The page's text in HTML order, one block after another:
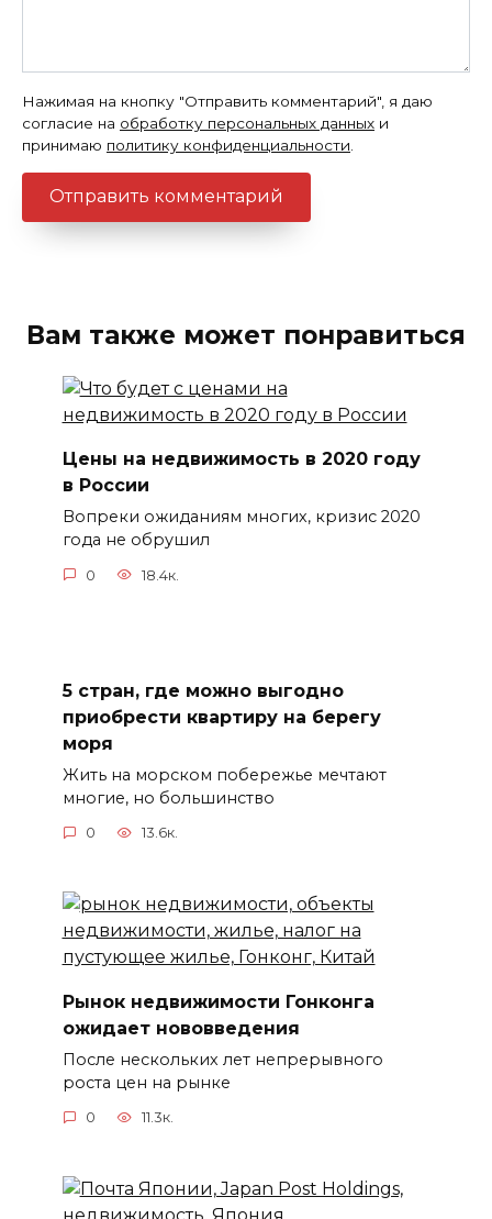
Нажимая на кнопку "Отправить комментарий", я даю
согласие на обработку персональных данных и
принимаю политику конфиденциальности
Вам также может понравиться
Цены на недвижимость в 2020 году
в России
Вопреки ожиданиям многих, кризис 2020
года не обрушил
0 18.4к.
5 стран, где можно выгодно
приобрести квартиру на берегу
моря
Жить на морском побережье мечтают
многие, но большинство
0 13.6к.
Рынок недвижимости Гонконга
ожидает нововведения
После нескольких лет непрерывного
роста цен на рынке
0 11.3к.